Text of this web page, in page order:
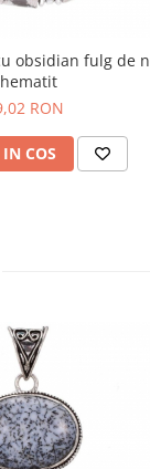
obsidian fulg de
RON
COS